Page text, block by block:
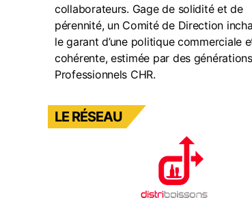
collaborateurs. Gage de solidité et de
pérennité, un Comité de Direction
le garant d’une politique commerciale
cohérente, estimée par des
Professionnels CHR.
LE RÉSEAU